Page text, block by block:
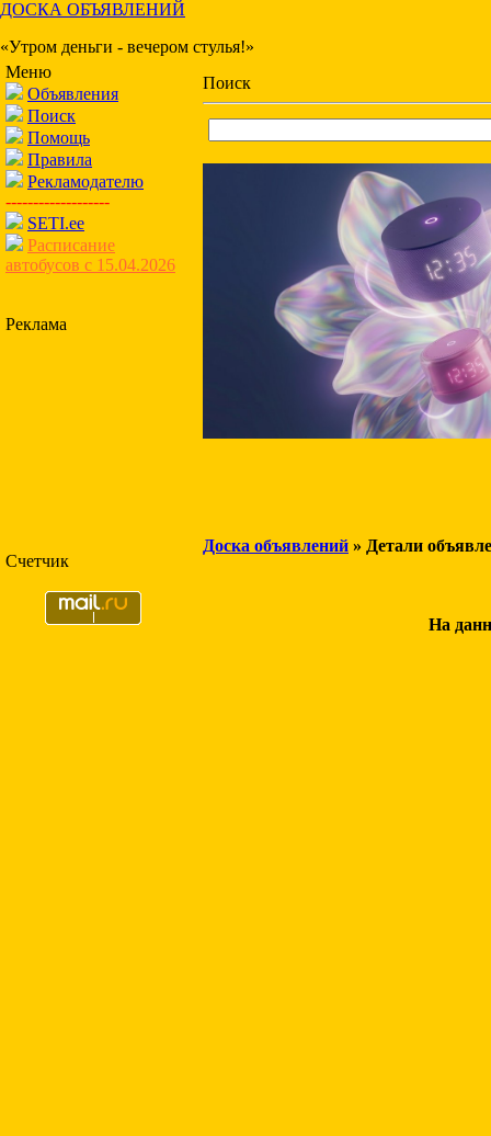
ДОСКА ОБЪЯВЛЕНИЙ
«Утром деньги - вечером стулья!»
Меню
Объявления
Поиск
Помощь
Правила
Рекламодателю
-------------------
SETI.ee
Расписание
автобусов с 15.04.2026
Реклама
Счетчик
Поиск
Доска объявлений » Детали
На